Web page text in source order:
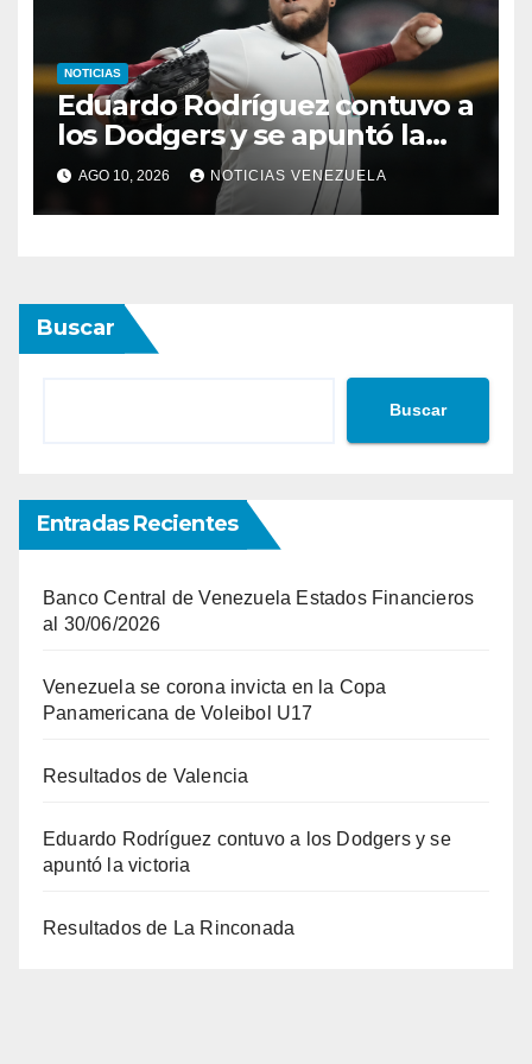
NOTICIAS
Eduardo Rodríguez contuvo a
los Dodgers y se apuntó la
victoria
AGO 10, 2026 NOTICIAS VENEZUELA
Buscar
Buscar
Entradas Recientes
Banco Central de Venezuela Estados Financieros
al 30/06/2026
Venezuela se corona invicta en la Copa
Panamericana de Voleibol U17
Resultados de Valencia
Eduardo Rodríguez contuvo a los Dodgers y se
apuntó la victoria
Resultados de La Rinconada